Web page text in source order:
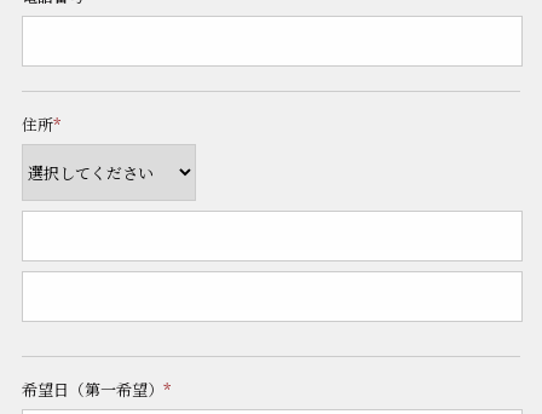
住所*
希望日（第一希望） *